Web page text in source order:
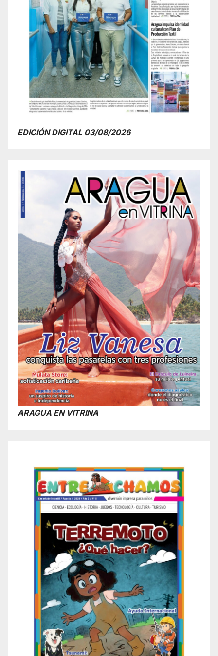
EDICIÓN DIGITAL 03/08/2026
ARAGUA EN VITRINA